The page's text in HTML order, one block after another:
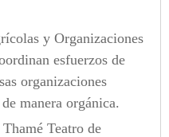
y Organizaciones
esfuerzos de
organizaciones
manera orgánica.
Teatro de